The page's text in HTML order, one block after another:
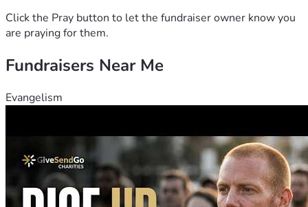
Click the Pray button to let the fundraiser owner know you
are praying for them.
Fundraisers Near Me
Evangelism